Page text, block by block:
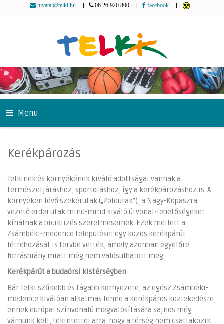
hivatal@telki.hu 06 26 920 800 facebook
Menu
Kerékpározás
Telkinek és környékének kiváló adottságai vannak a
természetjáráshoz, sportoláshoz, így a kerékpározáshoz is. A
környéken lévő szekérutak („Zöldutak”), a Nagy-Kopaszra
vezető erdei utak mind-mind kiváló útvonal-lehetőségeket
kínálnak a biciklizés szerelmeseinek. Ezek mellett a
Zsámbéki-medence települései egy közös kerékpárút
létrehozását is tervbe vették, amely azonban egyelőre
forráshiány miatt még nem valósulhatott meg.
Kerékpárút a budaörsi kistérségben
Bár Telki szűkebb és tágabb környezete, az egész Zsámbéki-
medence kiválóan alkalmas lenne a kerékpáros közlekedésre,
ennek európai színvonalú megvalósítására sajnos még
várnunk kell, tekintettel arra, hogy a térség nem csatlakozik